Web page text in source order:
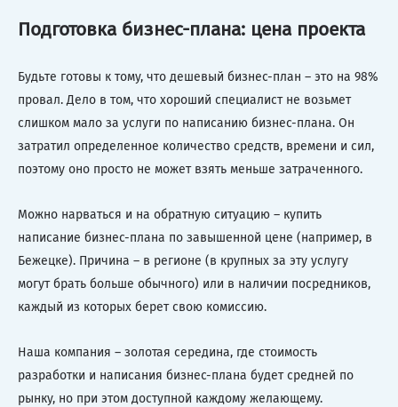
Подготовка бизнес-плана: цена проекта
Будьте готовы к тому, что дешевый бизнес-план – это на 98%
провал. Дело в том, что хороший специалист не возьмет
слишком мало за услуги по написанию бизнес-плана. Он
затратил определенное количество средств, времени и сил,
поэтому оно просто не может взять меньше затраченного.
Можно нарваться и на обратную ситуацию – купить
написание бизнес-плана по завышенной цене (например, в
Бежецке). Причина – в регионе (в крупных за эту услугу
могут брать больше обычного) или в наличии посредников,
каждый из которых берет свою комиссию.
Наша компания – золотая середина, где стоимость
разработки и написания бизнес-плана будет средней по
рынку, но при этом доступной каждому желающему.